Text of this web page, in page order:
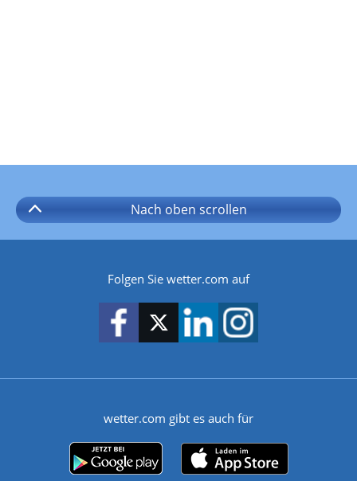
Nach oben scrollen
Folgen Sie wetter.com auf
wetter.com gibt es auch für